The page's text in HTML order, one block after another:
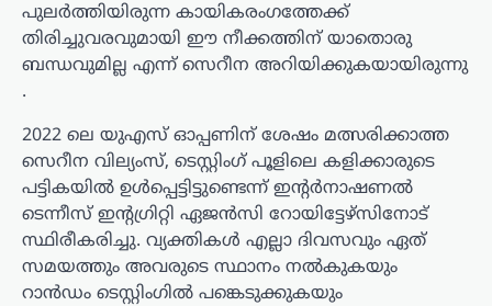
പുലർത്തിയിരുന്ന കായികരംഗത്തേക്ക്
തിരിച്ചുവരവുമായി ഈ നീക്കത്തിന് യാതൊരു
ബന്ധവുമില്ല എന്ന് സെറീന അറിയിക്കുകയായിരുന്നു
.
2022 ലെ യുഎസ് ഓപ്പണിന് ശേഷം മത്സരിക്കാത്ത
സെറീന വില്യംസ്, ടെസ്റ്റിംഗ് പൂളിലെ കളിക്കാരുടെ
പട്ടികയിൽ ഉൾപ്പെട്ടിട്ടുണ്ടെന്ന് ഇന്റർനാഷണൽ
ടെന്നീസ് ഇന്റഗ്രിറ്റി ഏജൻസി റോയിട്ടേഴ്‌സിനോട്
സ്ഥിരീകരിച്ചു. വ്യക്തികൾ എല്ലാ ദിവസവും ഏത്
സമയത്തും അവരുടെ സ്ഥാനം നൽകുകയും
റാൻഡം ടെസ്റ്റിംഗിൽ പങ്കെടുക്കുകയും